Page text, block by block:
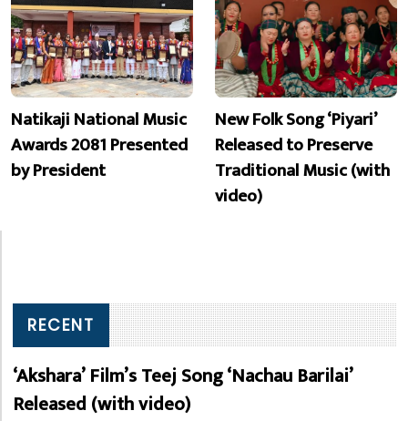
Natikaji National Music
Awards 2081 Presented
by President
New Folk Song ‘Piyari’
Released to Preserve
Traditional Music (with
video)
RECENT
‘Akshara’ Film’s Teej Song ‘Nachau Barilai’
Released (with video)